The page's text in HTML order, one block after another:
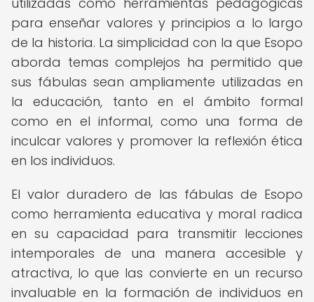
para enseñar valores y principios a lo largo
de la historia. La simplicidad con la que Esopo
aborda temas complejos ha permitido que
sus fábulas sean ampliamente utilizadas en
la educación, tanto en el ámbito formal
como en el informal, como una forma de
inculcar valores y promover la reflexión ética
en los individuos.
El valor duradero de las fábulas de Esopo
como herramienta educativa y moral radica
en su capacidad para transmitir lecciones
intemporales de una manera accesible y
atractiva, lo que las convierte en un recurso
invaluable en la formación de individuos en